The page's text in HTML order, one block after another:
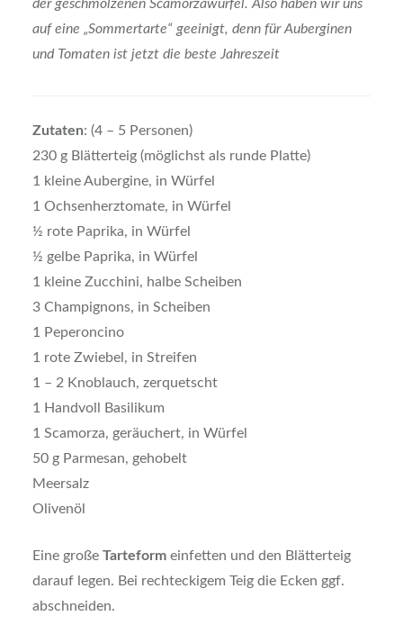
der geschmolzenen Scamorzawürfel. Also haben wir uns
auf eine „Sommertarte“ geeinigt, denn für Auberginen
und Tomaten ist jetzt die beste Jahreszeit
Zutaten: (4 – 5 Personen)
230 g Blätterteig (möglichst als runde Platte)
1 kleine Aubergine, in Würfel
1 Ochsenherztomate, in Würfel
½ rote Paprika, in Würfel
½ gelbe Paprika, in Würfel
1 kleine Zucchini, halbe Scheiben
3 Champignons, in Scheiben
1 Peperoncino
1 rote Zwiebel, in Streifen
1 – 2 Knoblauch, zerquetscht
1 Handvoll Basilikum
1 Scamorza, geräuchert, in Würfel
50 g Parmesan, gehobelt
Meersalz
Olivenöl
Eine große Tarteformeinfetten und den Blätterteig
darauf legen. Bei rechteckigem Teig die Ecken ggf.
abschneiden.